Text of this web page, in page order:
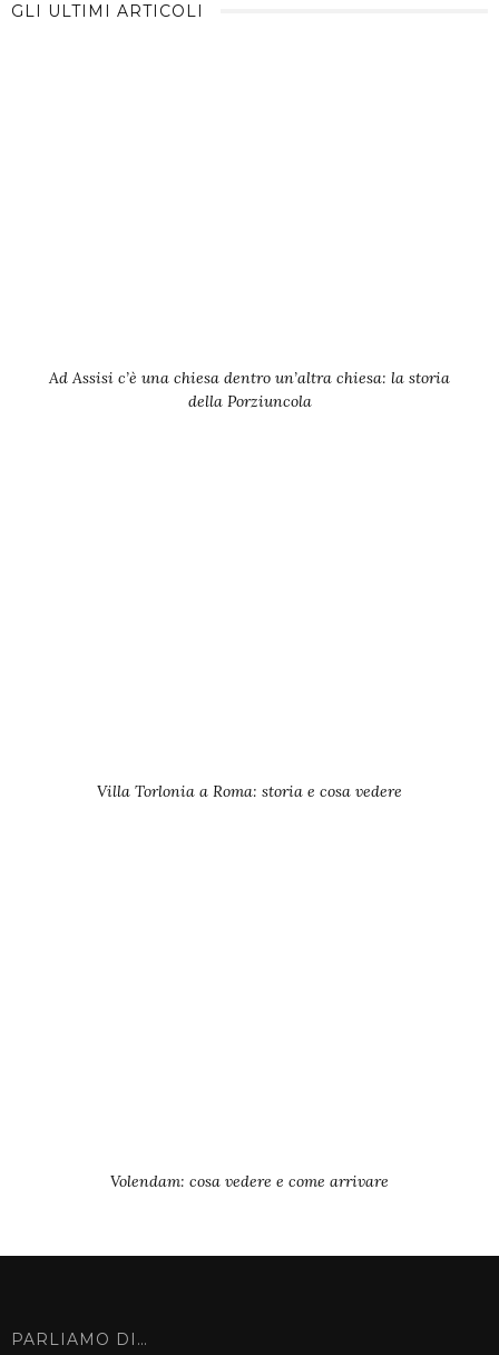
GLI ULTIMI ARTICOLI
Ad Assisi c’è una chiesa dentro un’altra chiesa: la storia
della Porziuncola
Villa Torlonia a Roma: storia e cosa vedere
Volendam: cosa vedere e come arrivare
PARLIAMO DI…